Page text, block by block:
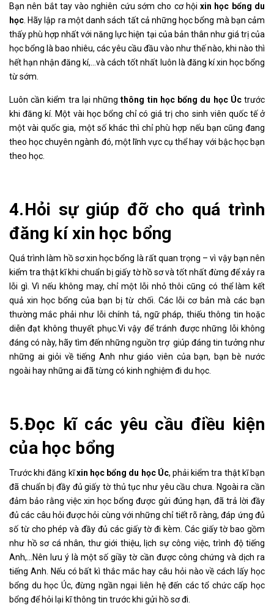
Bạn nên bắt tay vào nghiên cứu sớm cho cơ hộixin học bổng du
học . Hãy lập ra một danh sách tất cả những học bổng mà bạn cảm
thấy phù hợp nhất với năng lực hiện tại của bản thân như giá trị của
học bổng là bao nhiêu, các yêu cầu đầu vào như thế nào, khi nào thì
hết hạn nhận đăng kí,…và cách tốt nhất luôn là đăng kí xin học bổng
từ sớm.
Luôn cần kiểm tra lại nhữngthông tin học bổng du học Úctrước
khi đăng kí. Một vài học bổng chỉ có giá trị cho sinh viên quốc tế ở
một vài quốc gia, một số khác thì chỉ phù hợp nếu bạn cũng đang
theo học chuyên ngành đó, một lĩnh vực cụ thể hay với bậc học bạn
theo học.
4.Hỏi sự giúp đỡ cho quá trình
đăng kí xin học bổng
Quá trình làm hồ sơ xin học bổng là rất quan trọng – vì vậy bạn nên
kiểm tra thật kĩ khi chuẩn bị giấy tờ hồ sơ và tốt nhất đừng để xảy ra
lỗi gì. Vì nếu không may, chỉ một lỗi nhỏ thôi cũng có thể làm kết
quả xin học bổng của bạn bị từ chối. Các lỗi cơ bản mà các bạn
thường mắc phải như lỗi chính tả, ngữ pháp, thiếu thông tin hoặc
diễn đạt không thuyết phục.Vi vậy để tránh được những lỗi không
đáng có này, hãy tìm đến những nguồn trợ giúp đáng tin tưởng như
những ai giỏi về tiếng Anh như giáo viên của bạn, bạn bè nước
ngoài hay những ai đã từng có kinh nghiệm đi du học.
5.Đọc kĩ các yêu cầu điều kiện
của học bổng
Trước khi đăng kĩxin học bổng du học Úc, phải kiểm tra thật kĩ bạn
đã chuẩn bị đầy đủ giấy tờ thủ tục như yêu cầu chưa. Ngoài ra cần
đảm bảo rằng việc xin học bổng được gửi đúng hạn, đã trả lời đầy
đủ các câu hỏi được hỏi cùng với những chỉ tiết rõ ràng, đáp ứng đủ
số từ cho phép và đầy đủ các giấy tờ đi kèm. Các giấy tờ bao gồm
như hồ sơ cá nhân, thư giới thiệu, lịch sự công việc, trình độ tiếng
Anh,…Nên lưu ý là một số giầy tờ cần được công chứng và dịch ra
tiếng Anh. Nếu có bất kì thắc mắc hay câu hỏi nào về cách lấy học
bổng du học Úc, đừng ngần ngại liên hệ đến các tổ chức cấp học
bổng để hỏi lại kĩ thông tin trước khi gửi hồ sơ đi.